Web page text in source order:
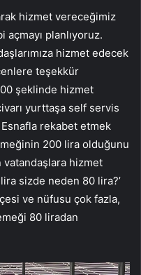
hizmet vereceğimiz
açmayı planlıyoruz.
hizmet edecek
teşekkür
şeklinde hizmet
yurttaşa self servis
rekabet etmek
200 lira olduğunu
hizmet
sizde neden 80 lira?’
ve nüfusu çok fazla,
80 liradan